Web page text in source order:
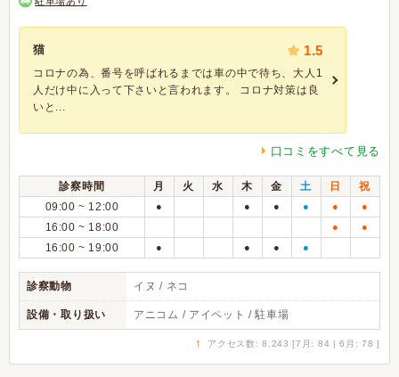
猫 1.5
コロナの為、番号を呼ばれるまでは車の中で待ち、大人1
人だけ中に入って下さいと言われます。 コロナ対策は良
いと...
口コミをすべて見る
診察時間 月 火 水 木 金 土 日
祝
09:00 ~ 12:00
● ● ● ● ● ●
16:00 ~ 18:00 ● ●
16:00 ~ 19:00 ● ● ● ●
診察動物 イヌ / ネコ
設備・取り扱い アニコム / アイペット / 駐車場
↑ アクセス数: 8,243 [7月: 84 | 6月: 78 ]